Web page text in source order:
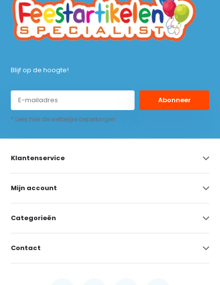
Blijf op de hoogte!
Abonneer
* Lees hier de wettelijke beperkingen
Klantenservice
Mijn account
Categorieën
Contact